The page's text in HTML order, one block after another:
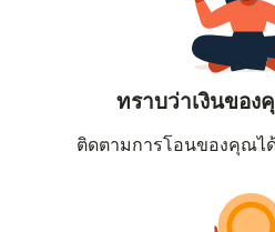
ทราบว่าเงินของ
ติดตามการโอนของคุณไ